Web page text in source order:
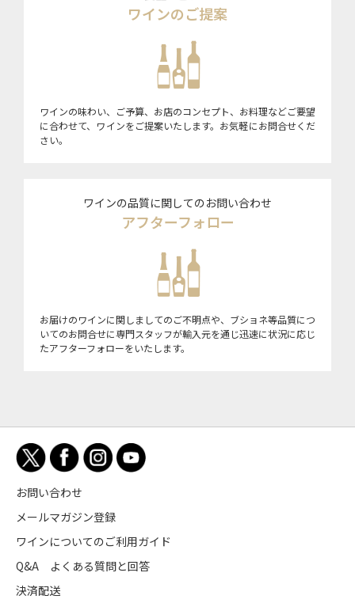
ワインのご提案
ワインの味わい、ご予算、お店のコンセプト、お料理などご要望
に合わせて、ワインをご提案いたします。お気軽にお問合せくだ
さい。
ワインの品質に関してのお問い合わせ
アフターフォロー
お届けのワインに関しましてのご不明点や、ブショネ等品質につ
いてのお問合せに専門スタッフが輸入元を通じ迅速に状況に応じ
たアフターフォローをいたします。
お問い合わせ
メールマガジン登録
ワインについてのご利用ガイド
Q&A よくある質問と回答
決済配送